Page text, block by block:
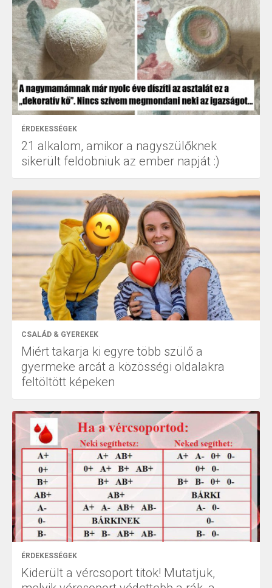
ÉRDEKESSÉGEK
21 alkalom, amikor a nagyszülőknek
sikerült feldobniuk az ember napját :)
CSALÁD & GYEREKEK
Miért takarja ki egyre több szülő a
gyermeke arcát a közösségi oldalakra
feltöltött képeken
ÉRDEKESSÉGEK
Kiderült a vércsoport titok! Mutatjuk,